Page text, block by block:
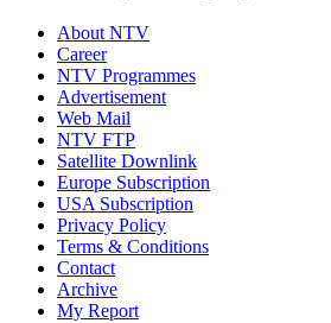
About NTV
Career
NTV Programmes
Advertisement
Web Mail
NTV FTP
Satellite Downlink
Europe Subscription
USA Subscription
Privacy Policy
Terms & Conditions
Contact
Archive
My Report